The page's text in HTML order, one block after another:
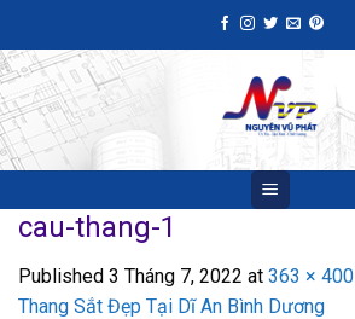
to
content
cau-thang-1
Published 3 Tháng 7, 2022 at 363 × 400
Thang Sắt Đẹp Tại Dĩ An Bình Dương